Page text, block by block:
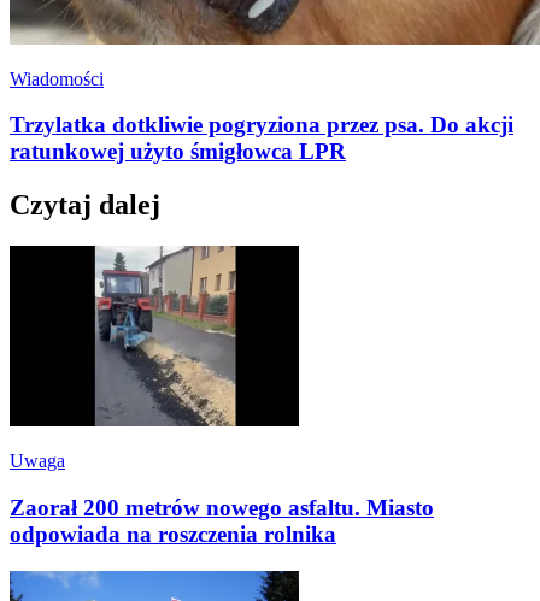
Wiadomości
Trzylatka dotkliwie pogryziona przez psa. Do akcji
ratunkowej użyto śmigłowca LPR
Czytaj dalej
Uwaga
Zaorał 200 metrów nowego asfaltu. Miasto
odpowiada na roszczenia rolnika